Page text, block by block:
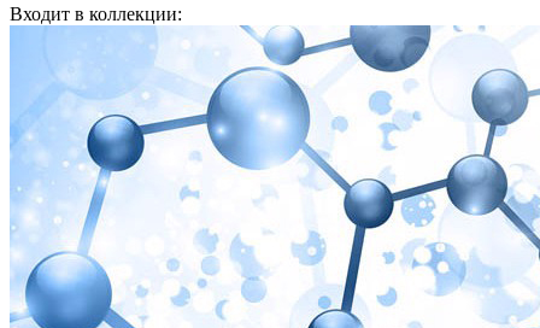
Входит в коллекции: